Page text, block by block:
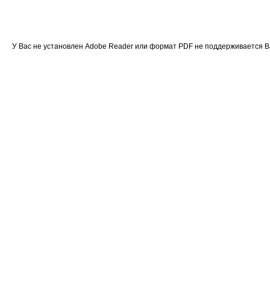
У Вас не установлен Adobe Reader или формат PDF не поддерживается